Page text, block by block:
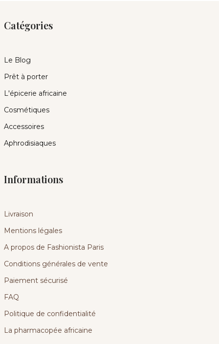
Catégories
Le Blog
Prêt à porter
L'épicerie africaine
Cosmétiques
Accessoires
Aphrodisiaques
Informations
Livraison
Mentions légales
A propos de Fashionista Paris
Conditions générales de vente
Paiement sécurisé
FAQ
Politique de confidentialité
La pharmacopée africaine